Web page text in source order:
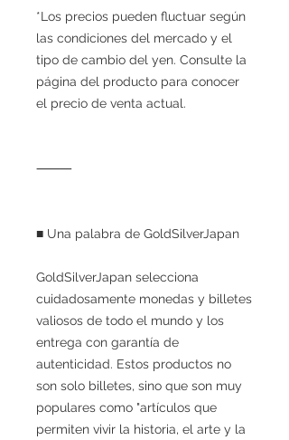
*Los precios pueden fluctuar según
las condiciones del mercado y el
tipo de cambio del yen. Consulte la
página del producto para conocer
el precio de venta actual.
⸻
■ Una palabra de GoldSilverJapan
GoldSilverJapan selecciona
cuidadosamente monedas y billetes
valiosos de todo el mundo y los
entrega con garantía de
autenticidad. Estos productos no
son solo billetes, sino que son muy
populares como "artículos que
permiten vivir la historia, el arte y la